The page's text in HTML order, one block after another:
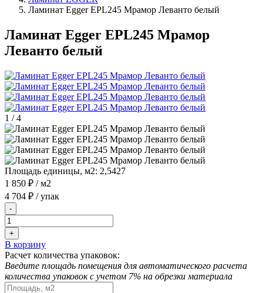
Ламинат Egger EPL245 Мрамор Леванто белый
Ламинат Egger EPL245 Мрамор
Леванто белый
1 /4
Площадь единицы, м2: 2,5427
1 850 ₽ / м2
4 704 ₽ / упак
-
+
В корзину
Расчет количества упаковок:
Введите площадь помещения для автоматического расчета
количества упаковок с учетом 7% на обрезки материала